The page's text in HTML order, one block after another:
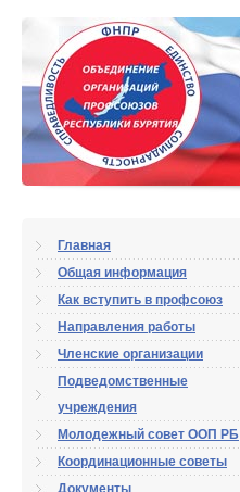
Главная
Общая информация
Как вступить в профсоюз
Направления работы
Членские организации
Подведомственные
учреждения
Молодежный совет ООП РБ
Координационные советы
Документы